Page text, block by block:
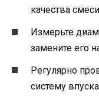
качества
Измерьте
замените его
Регулярно
систему